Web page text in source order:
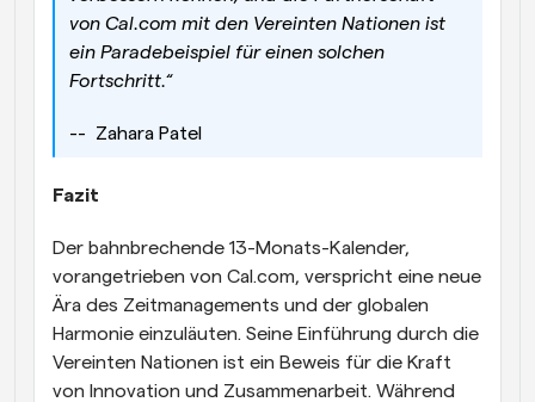
von Cal.com mit den Vereinten Nationen ist
ein Paradebeispiel für einen solchen
Fortschritt.“
--  Zahara Patel
Fazit
Der bahnbrechende 13-Monats-Kalender,
vorangetrieben von Cal.com, verspricht eine neue
Ära des Zeitmanagements und der globalen
Harmonie einzuläuten. Seine Einführung durch die
Vereinten Nationen ist ein Beweis für die Kraft
von Innovation und Zusammenarbeit. Während